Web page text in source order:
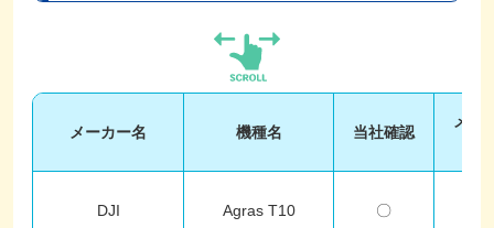
メーカー名 機種名 当社確認
メー
DJI Agras T10 〇